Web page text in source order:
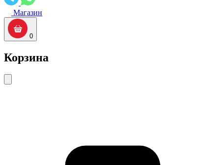
Магазин
0
Корзина